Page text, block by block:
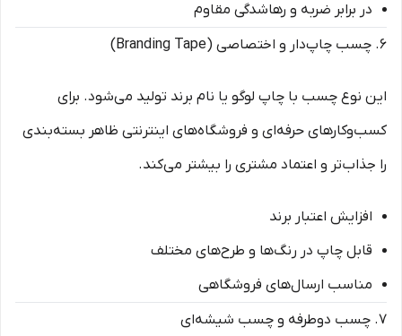
در برابر ضربه و رهاشدگی مقاوم
۶. چسب چاپ‌دار و اختصاصی (Branding Tape)
این نوع چسب با چاپ لوگو یا نام برند تولید می‌شود. برای
کسب‌وکارهای حرفه‌ای و فروشگاه‌های اینترنتی ظاهر بسته‌بندی
را جذاب‌تر و اعتماد مشتری را بیشتر می‌کند.
افزایش اعتبار برند
قابل چاپ در رنگ‌ها و طرح‌های مختلف
مناسب ارسال‌های فروشگاهی
۷. چسب دوطرفه و چسب شیشه‌ای